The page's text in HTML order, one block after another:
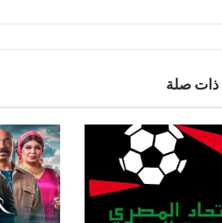
ذات صلة